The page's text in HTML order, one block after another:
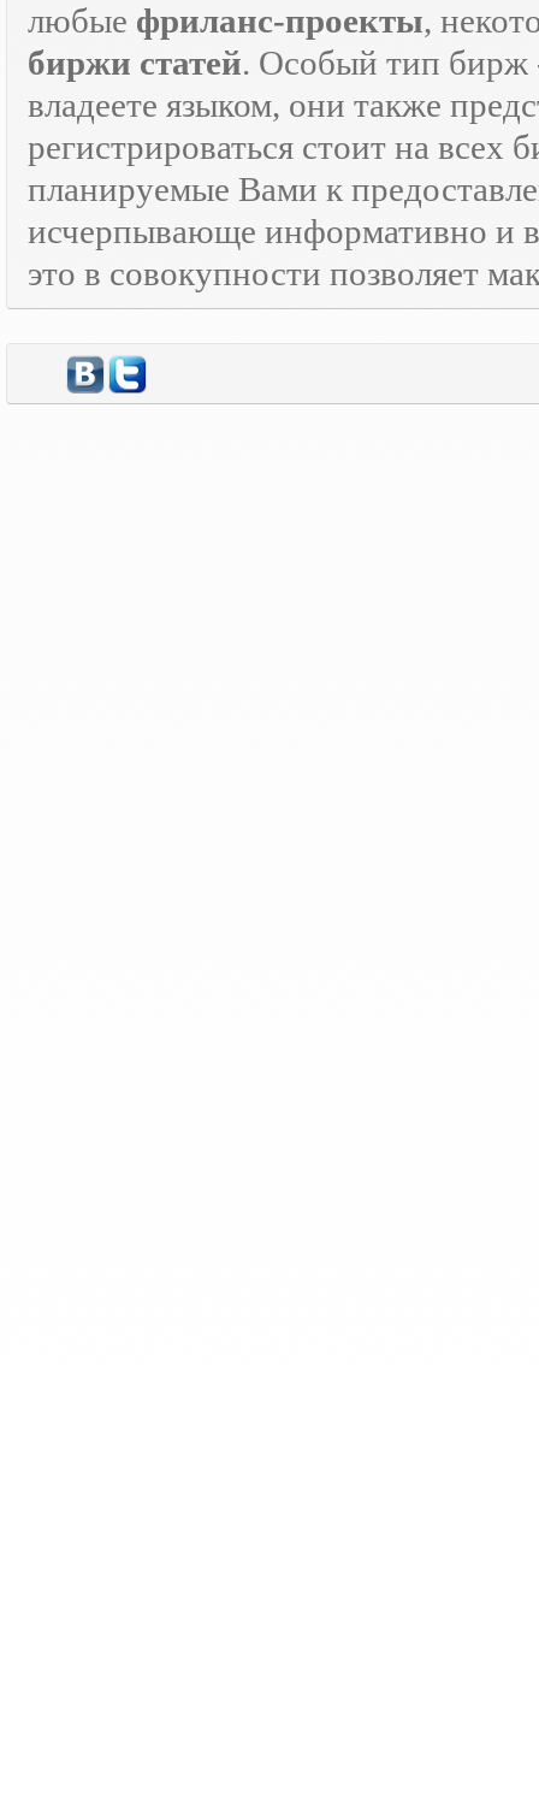
любые фриланс-проекты,
биржи статей. Особый тип бирж
владеете языком, они также
регистрироваться стоит на
планируемые Вами к
исчерпывающе информативно и
это в совокупности позволяет